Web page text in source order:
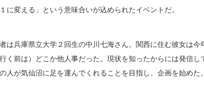
に変える」という意味合いが込められたイベントだ。
は兵庫県立大学２回生の中川七海さん。関西に住む彼女は
く前は）どこか他人事だった。現状を知ったからには発信
人が気仙沼に足を運んでくれることを目指し、企画を始めた